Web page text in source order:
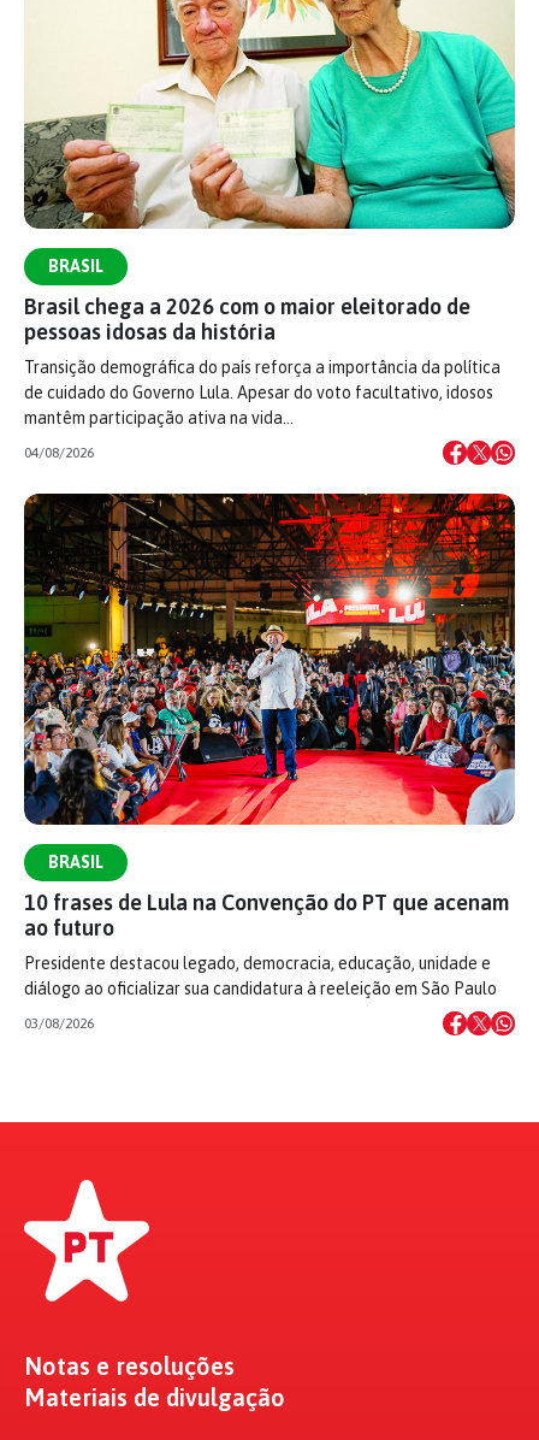
BRASIL
Brasil chega a 2026 com o maior eleitorado de
pessoas idosas da história
Transição demográfica do país reforça a importância da política
de cuidado do Governo Lula. Apesar do voto facultativo, idosos
mantêm participação ativa na vida…
04/08/2026
BRASIL
10 frases de Lula na Convenção do PT que acenam
ao futuro
Presidente destacou legado, democracia, educação, unidade e
diálogo ao oficializar sua candidatura à reeleição em São Paulo
03/08/2026
Notas e resoluções
Materiais de divulgação